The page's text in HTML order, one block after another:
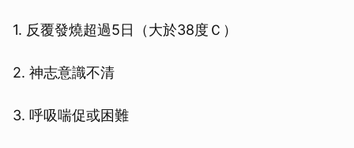
1. 反覆發燒超過5日（大於38度Ｃ）
2. 神志意識不清
3. 呼吸喘促或困難